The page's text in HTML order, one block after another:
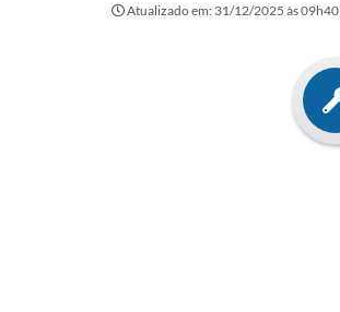
Atualizado em: 31/12/2025 às 09h40